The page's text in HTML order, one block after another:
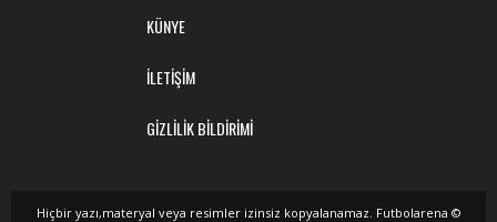
KÜNYE
İLETİŞİM
GİZLİLİK BİLDİRİMİ
Hiçbir yazı,materyal veya resimler izinsiz kopyalanamaz. Futbolarena ©